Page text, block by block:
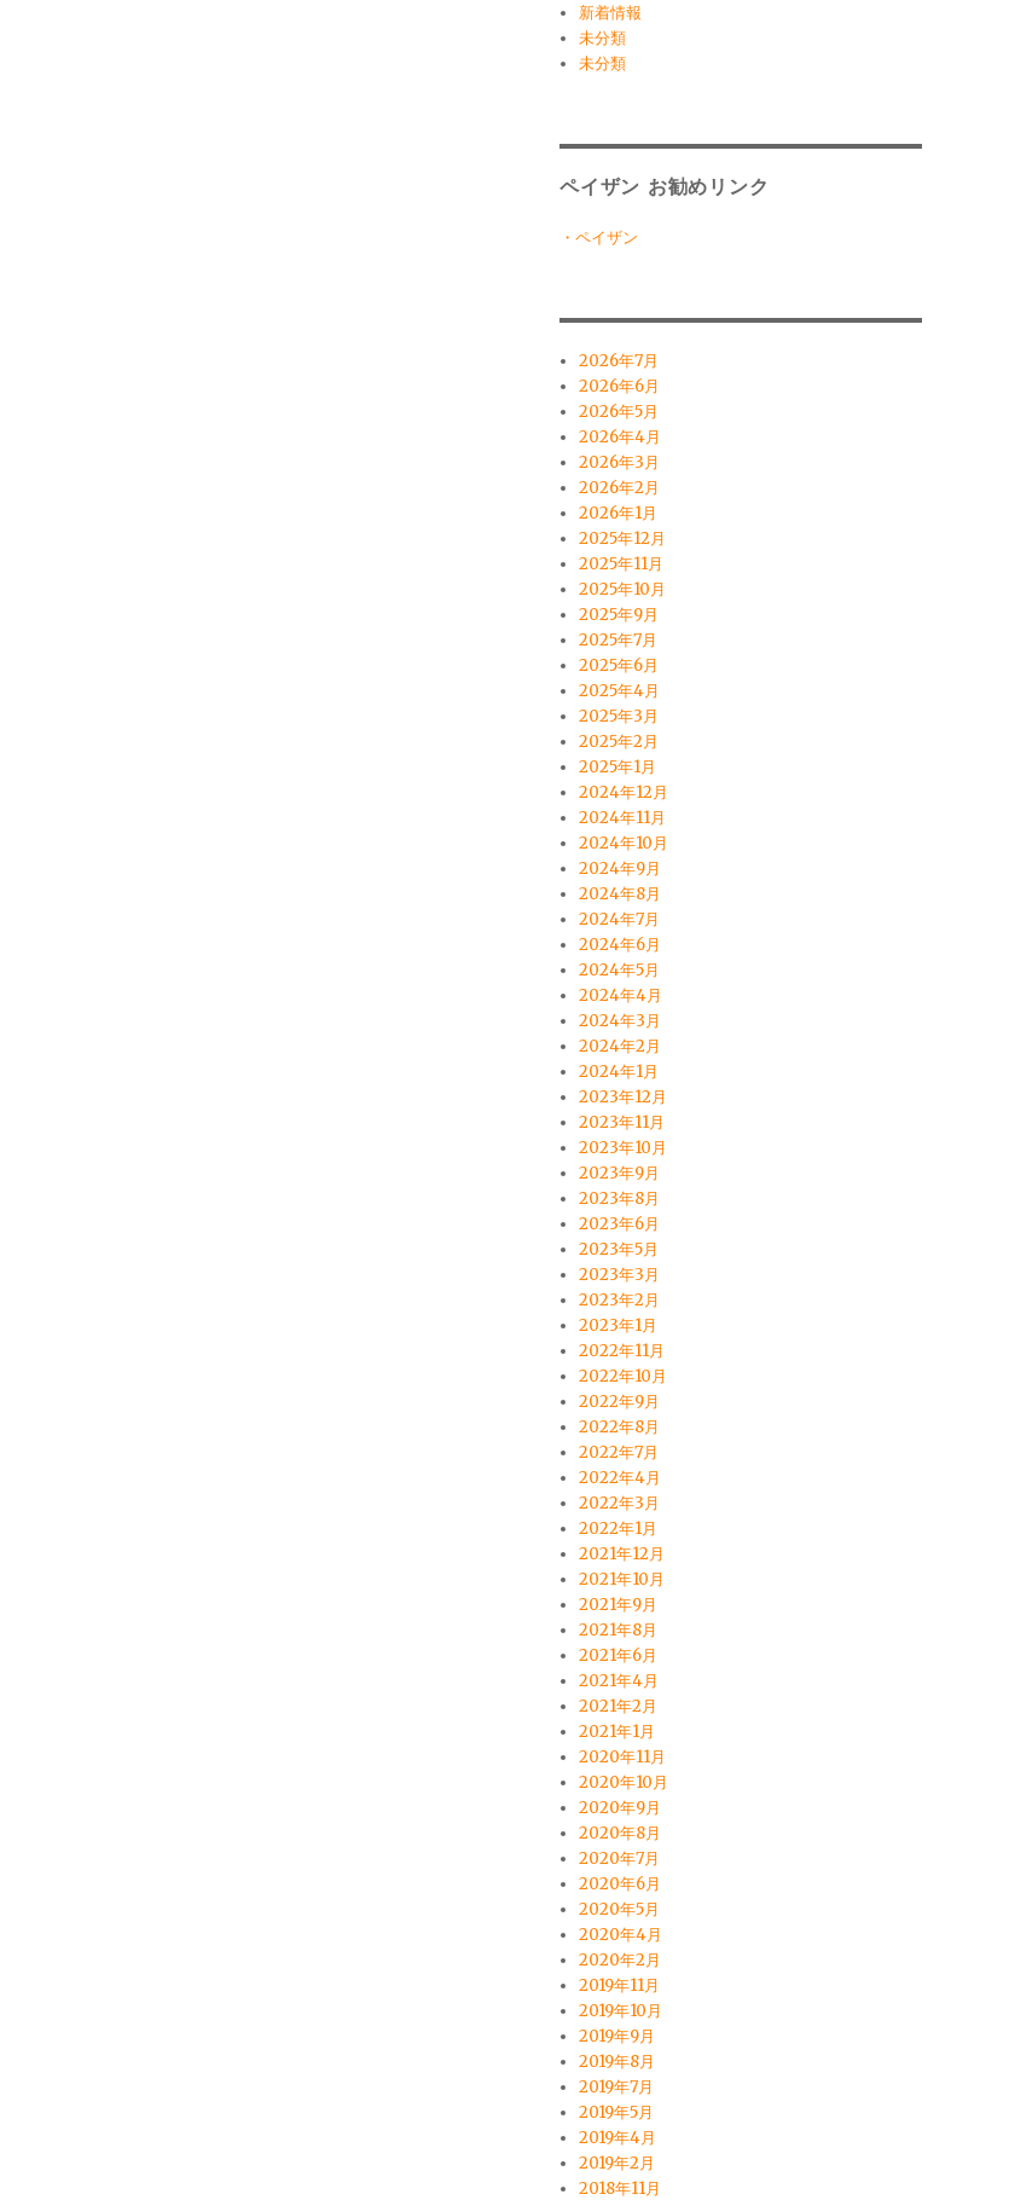
新着情報
未分類
未分類
ペイザン お勧めリンク
・ペイザン
2026年7月
2026年6月
2026年5月
2026年4月
2026年3月
2026年2月
2026年1月
2025年12月
2025年11月
2025年10月
2025年9月
2025年7月
2025年6月
2025年4月
2025年3月
2025年2月
2025年1月
2024年12月
2024年11月
2024年10月
2024年9月
2024年8月
2024年7月
2024年6月
2024年5月
2024年4月
2024年3月
2024年2月
2024年1月
2023年12月
2023年11月
2023年10月
2023年9月
2023年8月
2023年6月
2023年5月
2023年3月
2023年2月
2023年1月
2022年11月
2022年10月
2022年9月
2022年8月
2022年7月
2022年4月
2022年3月
2022年1月
2021年12月
2021年10月
2021年9月
2021年8月
2021年6月
2021年4月
2021年2月
2021年1月
2020年11月
2020年10月
2020年9月
2020年8月
2020年7月
2020年6月
2020年5月
2020年4月
2020年2月
2019年11月
2019年10月
2019年9月
2019年8月
2019年7月
2019年5月
2019年4月
2019年2月
2018年11月